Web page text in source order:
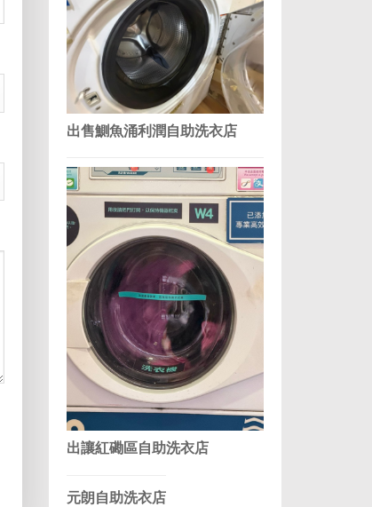
出售鰂魚涌利潤自助洗衣店
出讓紅磡區自助洗衣店
元朗自助洗衣店